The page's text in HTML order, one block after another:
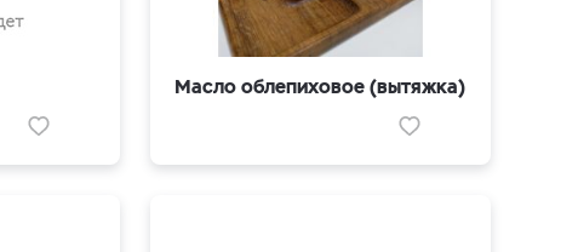
Масло облепиховое (вытяжка)